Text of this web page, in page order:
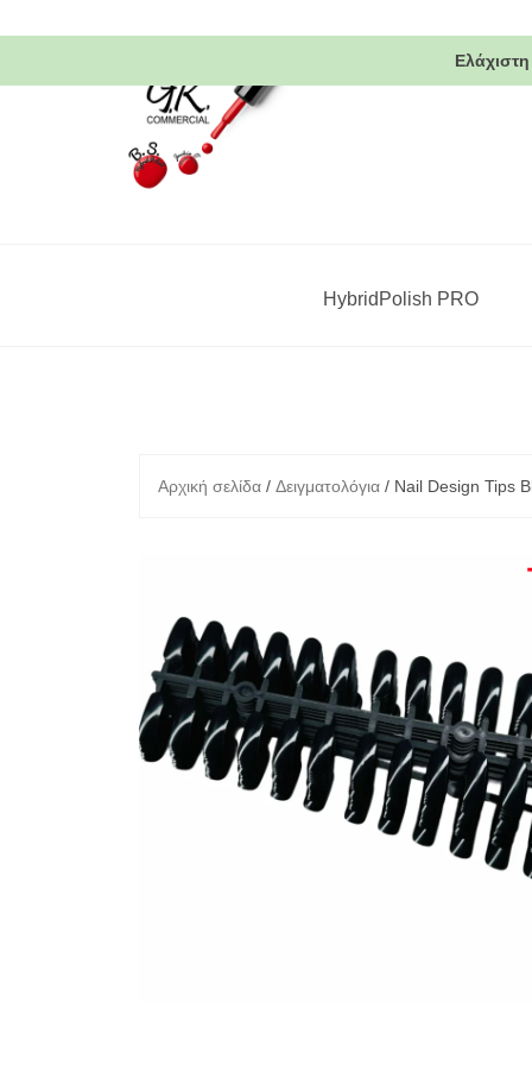
to
HybridPolish PRO
Αρχική σελίδα / Δειγματολόγια / Nail Design Tips